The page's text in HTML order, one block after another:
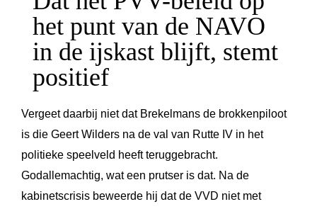
het punt van de NAVO
in de ijskast blijft, stemt
positief
Vergeet daarbij niet dat Brekelmans de brokkenpiloot
is die Geert Wilders na de val van Rutte IV in het
politieke speelveld heeft teruggebracht.
Godallemachtig, wat een prutser is dat. Na de
kabinetscrisis beweerde hij dat de VVD niet met